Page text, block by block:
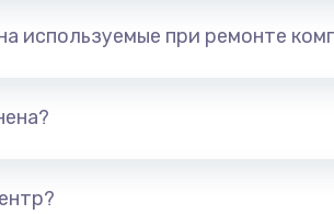
используемые при ремонте